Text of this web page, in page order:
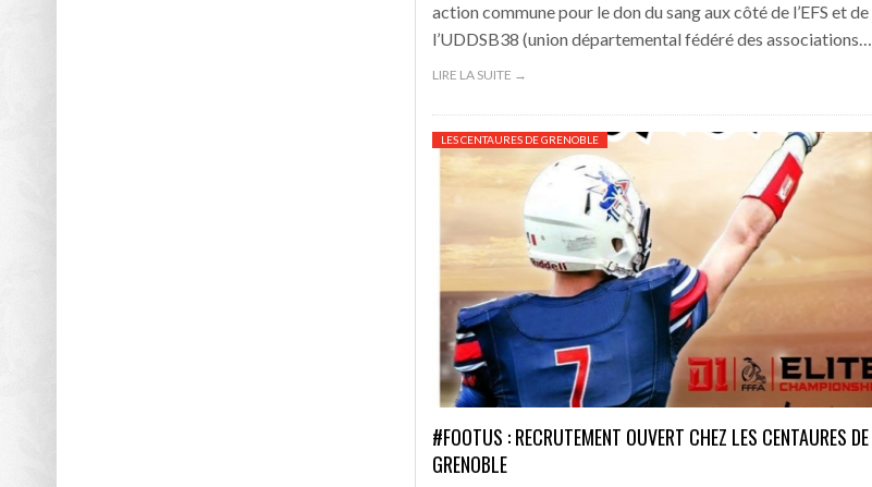
action commune pour le don du sang aux côté de l’EFS et de
l’UDDSB38 (union départemental fédéré des associations…
LIRE LA SUITE →
LES CENTAURES DE GRENOBLE
#FOOTUS : RECRUTEMENT OUVERT CHEZ LES CENTAURES DE
GRENOBLE